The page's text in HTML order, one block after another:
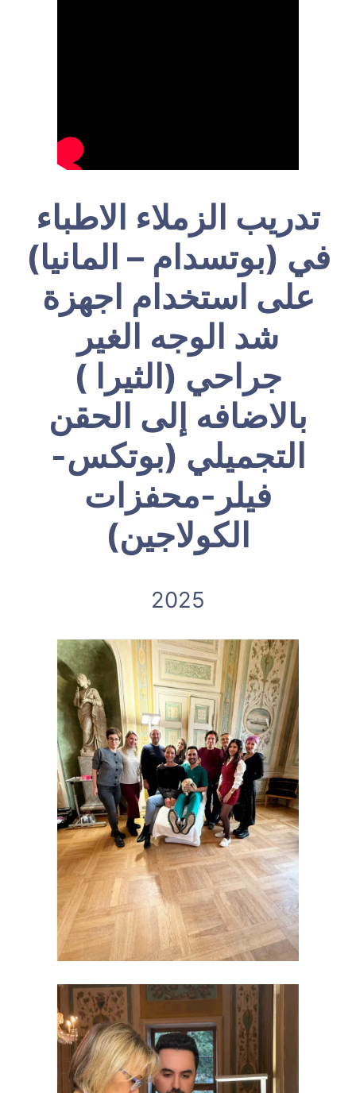
تدريب الزملاء الاطباء
في (بوتسدام – المانيا)
على استخدام اجهزة
شد الوجه الغير
جراحي (الثيرا )
بالاضافه إلى الحقن
التجميلي (بوتكس-
فيلر-محفزات
الكولاجين)
2025